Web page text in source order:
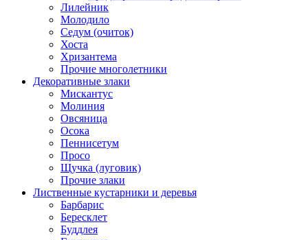
Лилейник
Молодило
Седум (очиток)
Хоста
Хризантема
Прочие многолетники
Декоративные злаки
Мискантус
Молиния
Овсяница
Осока
Пеннисетум
Просо
Щучка (луговик)
Прочие злаки
Лиственные кустарники и деревья
Барбарис
Бересклет
Буддлея